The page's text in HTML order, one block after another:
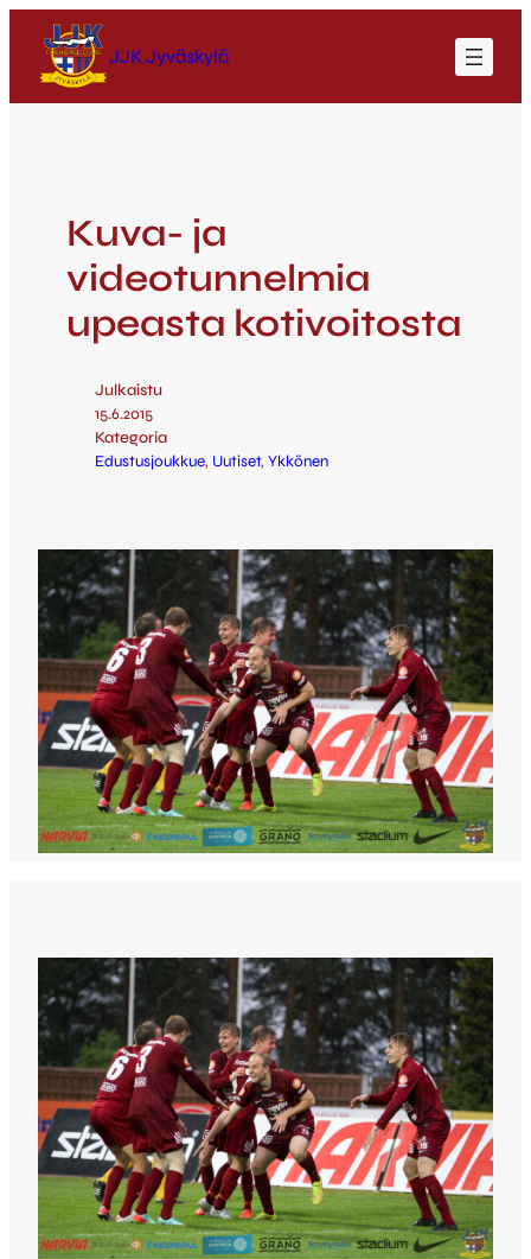
JJK Jyväskylä
Kuva- ja
videotunnelmia
upeasta kotivoitosta
Julkaistu
15.6.2015
Kategoria
Edustusjoukkue, Uutiset, Ykkönen